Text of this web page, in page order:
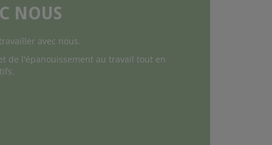
NOUS
avec nous.
de l'épanouissement au travail tout en